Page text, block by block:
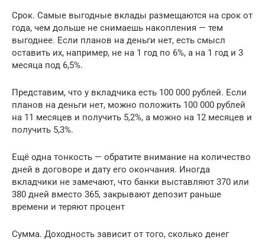
Срок. Самые выгодные вклады размещаются на срок от
года, чем дольше не снимаешь накопления — тем
выгоднее. Если планов на деньги нет, есть смысл
оставить их, например, не на 1 год по 6%, а на 1 год и 3
месяца под 6,5%.
Представим, что у вкладчика есть 100 000 рублей. Если
планов на деньги нет, можно положить 100 000 рублей
на 11 месяцев и получить 5,2%, а можно на 12 месяцев и
получить 5,3%.
Ещё одна тонкость — обратите внимание на количество
дней в договоре и дату его окончания. Иногда
вкладчики не замечают, что банки выставляют 370 или
380 дней вместо 365, закрывают депозит раньше
времени и теряют процент
Сумма. Доходность зависит от того, сколько денег